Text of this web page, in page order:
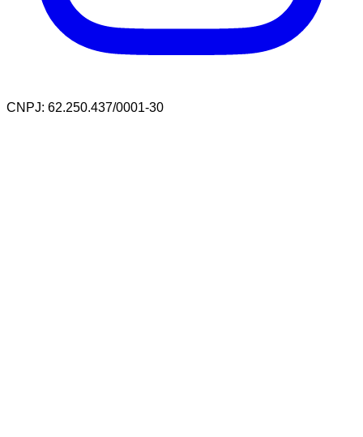
CNPJ: 62.250.437/0001-30